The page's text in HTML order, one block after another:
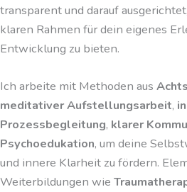
transparent und darauf
klaren Rahmen für dein eigenes
Entwicklung zu bieten.
Ich arbeite mit Methoden aus
meditativer Aufstellungsarbeit,
Prozessbegleitung, klarer
Psychoedukation, um deine
und innere Klarheit zu fördern.
Weiterbildungen wie